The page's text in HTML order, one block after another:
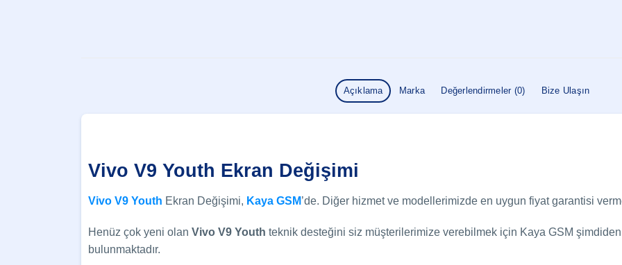
Açıklama Marka Değerlendirmeler (0) Bize Ulaşın
Vivo V9 Youth Ekran Değişimi
Vivo V9 Youth Ekran Değişimi, Kaya GSM’de. Diğer hizmet ve modellerimizde en uygun fiyat garantisi
Henüz çok yeni olan Vivo V9 Youth teknik desteğini siz müşterilerimize verebilmek için Kaya GSM
bulunmaktadır.